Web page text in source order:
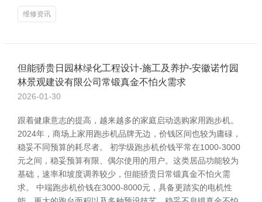
维修资讯
但能骄贵日园林绿化工程设计-施工及养护-安徽诺竹园
林景观建设有限公司常锻真金不怕火需求
2026-01-30
跟着健康意志的提高，越来越多的家庭启动选购家用跑步机。
2024年，商场上家用跑步机品牌无边，价钱区间也较为庸碌，
稳妥不同预算的耗尽者。 初学级跑步机价钱平常在1000-3000
元之间，稳妥预算有限、偶尔使用的用户。这类居品功能较为
基础，速率和坡度调养较少，但能骄贵日常锻真金不怕火需
求。 中端跑步机价钱在3000-8000元，具备更踏实的电机性